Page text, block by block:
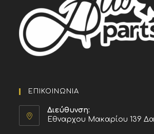
ΕΠΙΚΟΙΝΩΝΙΑ
Διεύθυνση:
Εθναρχου Μακαρίου 139